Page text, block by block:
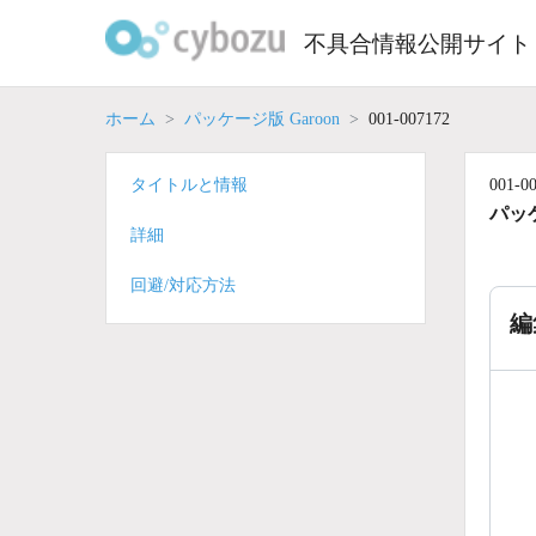
不具合情報公開サイト
ホーム パッケージ版 Garoon 001-007172
001-
パッ
タイトルと情報
詳細
回避/対応方法